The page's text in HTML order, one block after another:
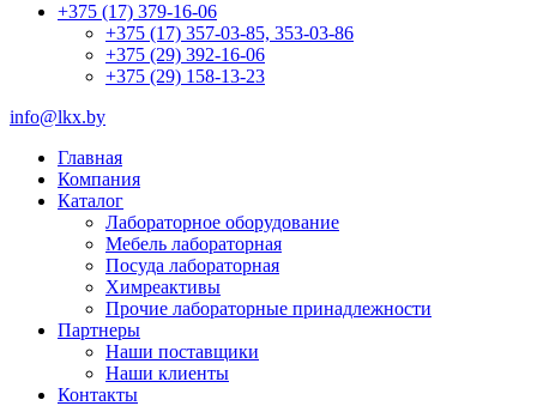
+375 (17) 379-16-06
+375 (17) 357-03-85, 353-03-86
+375 (29) 392-16-06
+375 (29) 158-13-23
info@lkx.by
Главная
Компания
Каталог
Лабораторное оборудование
Мебель лабораторная
Посуда лабораторная
Химреактивы
Прочие лабораторные принадлежности
Партнеры
Наши поставщики
Наши клиенты
Контакты